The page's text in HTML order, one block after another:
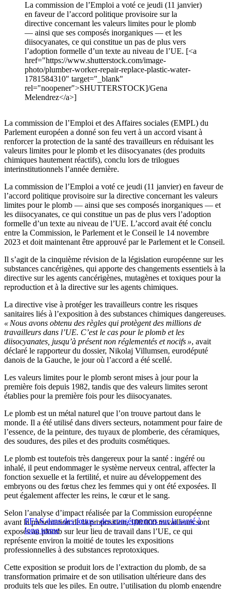
La commission de l’Emploi a voté ce jeudi (11 janvier)
en faveur de l’accord politique provisoire sur la
directive concernant les valeurs limites pour le plomb
— ainsi que ses composés inorganiques — et les
diisocyanates, ce qui constitue un pas de plus vers
l’adoption formelle d’un texte au niveau de l’UE. [<a
href="https://www.shutterstock.com/image-
photo/plumber-worker-repair-replace-plastic-water-
1781584310" target="_blank"
rel="noopener">SHUTTERSTOCK]/Gena
Melendrez</a>]
La commission de l’Emploi et des Affaires sociales (EMPL) du
Parlement européen a donné son feu vert à un accord visant à
renforcer la protection de la santé des travailleurs en réduisant les
valeurs limites pour le plomb et les diisocyanates (des produits
chimiques hautement réactifs), conclu lors de trilogues
interinstitutionnels l’année dernière.
La commission de l’Emploi a voté ce jeudi (11 janvier) en faveur de
l’accord politique provisoire sur la directive concernant les valeurs
limites pour le plomb — ainsi que ses composés inorganiques — et
les diisocyanates, ce qui constitue un pas de plus vers l’adoption
formelle d’un texte au niveau de l’UE. L’accord avait été conclu
entre la Commission, le Parlement et le Conseil le 14 novembre
2023 et doit maintenant être approuvé par le Parlement et le Conseil.
Il s’agit de la cinquième révision de la législation européenne sur les
substances cancérigènes, qui apporte des changements essentiels à la
directive sur les agents cancérigènes, mutagènes et toxiques pour la
reproduction et à la directive sur les agents chimiques.
La directive vise à protéger les travailleurs contre les risques
sanitaires liés à l’exposition à des substances chimiques dangereuses.
« Nous avons obtenu des règles qui protègent des millions de
travailleurs dans l’UE. C’est le cas pour le plomb et les
diisocyanates, jusqu’à présent non réglementés et nocifs », avait
déclaré le rapporteur du dossier, Nikolaj Villumsen, eurodéputé
danois de la Gauche, le jour où l’accord a été scellé.
Les valeurs limites pour le plomb seront mises à jour pour la
première fois depuis 1982, tandis que des valeurs limites seront
établies pour la première fois pour les diisocyanates.
Le plomb est un métal naturel que l’on trouve partout dans le
monde. Il a été utilisé dans divers secteurs, notamment pour faire de
l’essence, de la peinture, des tuyaux de plomberie, des céramiques,
des soudures, des piles et des produits cosmétiques.
Le plomb est toutefois très dangereux pour la santé : ingéré ou
inhalé, il peut endommager le système nerveux central, affecter la
fonction sexuelle et la fertilité, et nuire au développement des
embryons ou des fœtus chez les femmes qui y ont été exposées. Il
peut également affecter les reins, le cœur et le sang.
PFAS dans des fœtus : des conséquences sur la santé à
long terme
Selon l’analyse d’impact réalisée par la Commission européenne
avant la présentation de la proposition, 100 000 travailleurs sont
exposés au plomb sur leur lieu de travail dans l’UE, ce qui
représente environ la moitié de toutes les expositions
professionnelles à des substances reprotoxiques.
Cette exposition se produit lors de l’extraction du plomb, de sa
transformation primaire et de son utilisation ultérieure dans des
produits tels que les piles. En outre, l’utilisation du plomb engendre